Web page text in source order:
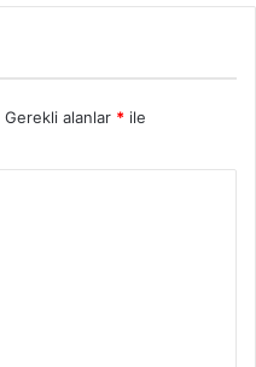
Gerekli alanlar * ile